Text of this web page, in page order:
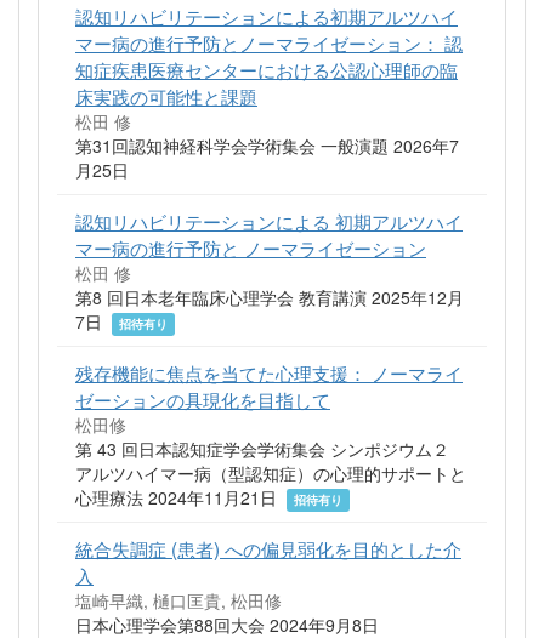
認知リハビリテーションによる初期アルツハイ
マー病の進行予防とノーマライゼーション： 認
知症疾患医療センターにおける公認心理師の臨
床実践の可能性と課題
松田 修
第31回認知神経科学会学術集会 一般演題 2026年7
月25日
認知リハビリテーションによる 初期アルツハイ
マー病の進行予防と ノーマライゼーション
松田 修
第8 回日本老年臨床心理学会 教育講演 2025年12月
7日
招待有り
残存機能に焦点を当てた心理支援： ノーマライ
ゼーションの具現化を目指して
松田修
第 43 回日本認知症学会学術集会 シンポジウム２
アルツハイマー病（型認知症）の心理的サポートと
心理療法 2024年11月21日
招待有り
統合失調症 (患者) への偏見弱化を目的とした介
入
塩崎早織, 樋口匡貴, 松田修
日本心理学会第88回大会 2024年9月8日